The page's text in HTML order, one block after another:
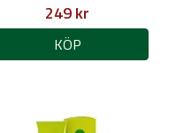
249 kr
KÖP